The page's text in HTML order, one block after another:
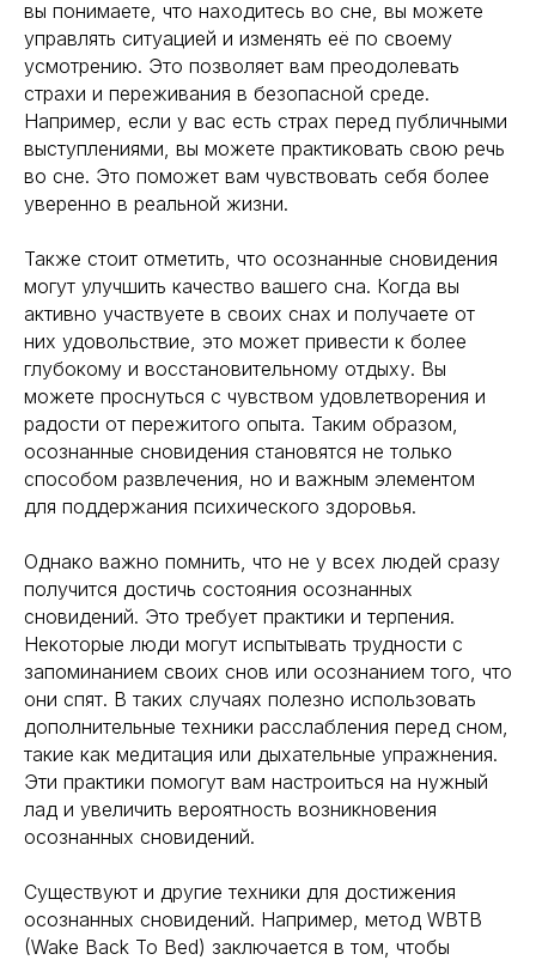
вы понимаете, что находитесь во сне, вы можете
управлять ситуацией и изменять её по своему
усмотрению. Это позволяет вам преодолевать
страхи и переживания в безопасной среде.
Например, если у вас есть страх перед публичными
выступлениями, вы можете практиковать свою речь
во сне. Это поможет вам чувствовать себя более
уверенно в реальной жизни.
Также стоит отметить, что осознанные сновидения
могут улучшить качество вашего сна. Когда вы
активно участвуете в своих снах и получаете от
них удовольствие, это может привести к более
глубокому и восстановительному отдыху. Вы
можете проснуться с чувством удовлетворения и
радости от пережитого опыта. Таким образом,
осознанные сновидения становятся не только
способом развлечения, но и важным элементом
для поддержания психического здоровья.
Однако важно помнить, что не у всех людей сразу
получится достичь состояния осознанных
сновидений. Это требует практики и терпения.
Некоторые люди могут испытывать трудности с
запоминанием своих снов или осознанием того, что
они спят. В таких случаях полезно использовать
дополнительные техники расслабления перед сном,
такие как медитация или дыхательные упражнения.
Эти практики помогут вам настроиться на нужный
лад и увеличить вероятность возникновения
осознанных сновидений.
Существуют и другие техники для достижения
осознанных сновидений. Например, метод WBTB
(Wake Back To Bed) заключается в том, чтобы
Внутренняя инженерия
Социальные сети
*Meta (деятельность организации
запрещена на территории РФ)
Полезная информация
О компании
Уникальность
Исследования
9772524455@mail.ru
+7(977)252-44-55
109012, Россия, Москва
ул. Охотный ряд, д. 2
Пн-Пт 9:00- 19:00
©2025. All rights
reserved